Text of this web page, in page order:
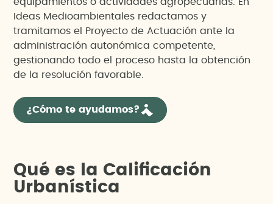
Ideas Medioambientales redactamos y
tramitamos el Proyecto de Actuación ante la
administración autonómica competente,
gestionando todo el proceso hasta la obtención
de la resolución favorable.
¿Cómo te ayudamos?
Qué es la Calificación
Urbanística